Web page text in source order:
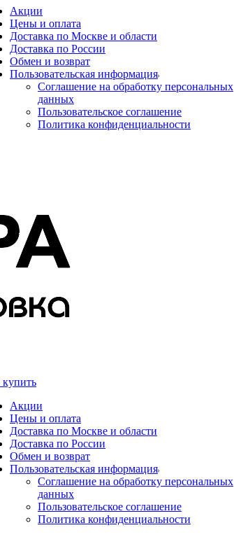
Акции
Цены и оплата
Доставка по Москве и области
Доставка по России
Обмен и возврат
Пользовательская информация
Соглашение на обработку персональных
данных
Пользовательское соглашение
Политика конфиденциальности
Акции
Цены и оплата
Доставка по Москве и области
Доставка по России
Обмен и возврат
Пользовательская информация
Соглашение на обработку персональных
данных
Пользовательское соглашение
Политика конфиденциальности